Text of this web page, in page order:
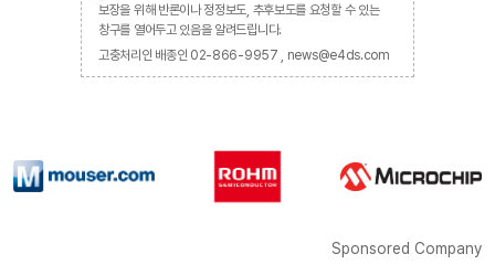
보장을 위해 반론이나 정정보도, 추후보도를 요청할 수 있는
창구를 열어두고 있음을 알려드립니다.
고충처리인 배종인 02-866-9957 , news@e4ds.com
Sponsored Company